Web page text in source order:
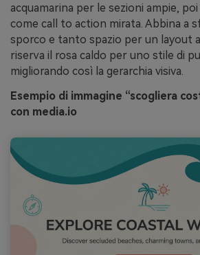
acquamarina per le sezioni ampie,
come call to action mirata. Abbina a
sporco e tanto spazio per un layout
riserva il rosa caldo per uno stile di
migliorando così la gerarchia visiva.
Esempio di immagine “scogliera
con media.io